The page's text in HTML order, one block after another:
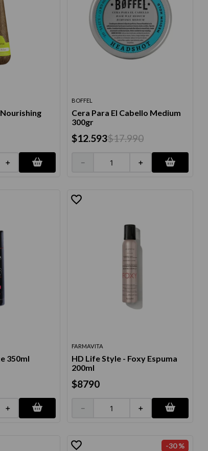
＋
BOFFEL
Cera Para El Cabello Medium
300gr
$12.593$17.990
＋
－
350ml
＋
FARMAVITA
HD Life Style - Foxy Espuma
200ml
$8790
＋
－
-30 %